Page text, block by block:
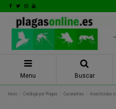
Menu Buscar
Inicio Catálogo por Plagas Cucarachas Insecticidas